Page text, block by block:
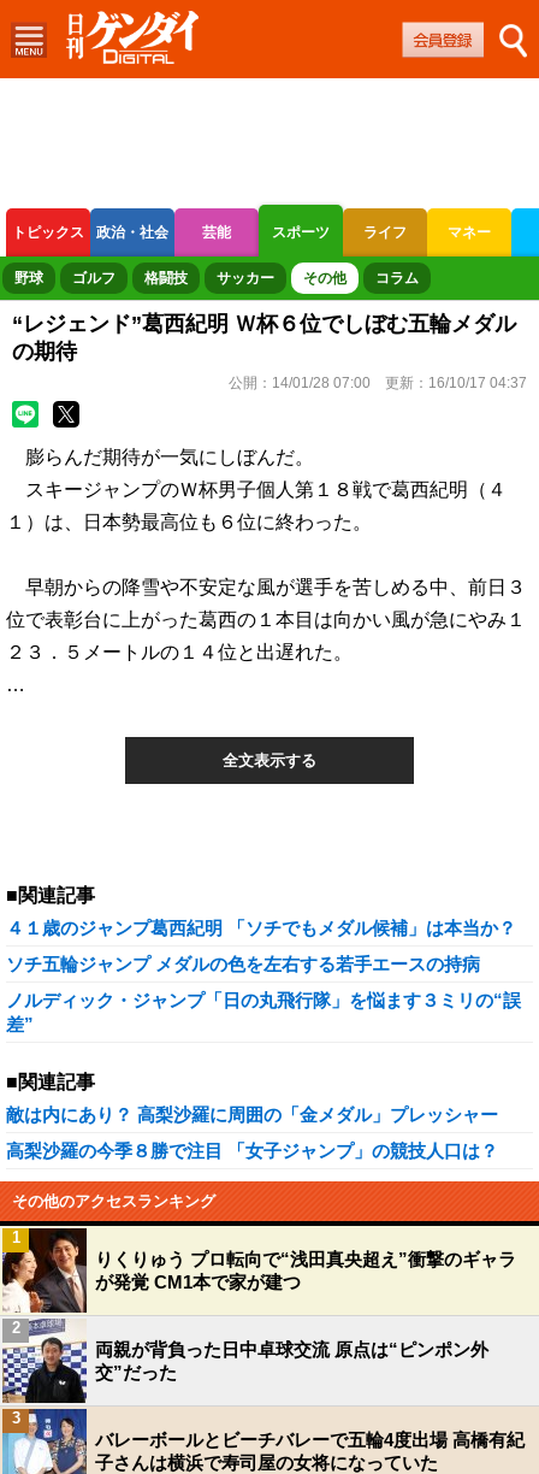
トピックス 政治・社会 芸能 スポーツ ライフ マネー
ボートレース 競輪 オートレース
野球 ゴルフ 格闘技 サッカー その他 コラム
“レジェンド”葛西紀明 Ｗ杯６位でしぼむ五輪メダル
の期待
公開： 14/01/28 07:00 更新： 16/10/17 04:37
膨らんだ期待が一気にしぼんだ。
スキージャンプのＷ杯男子個人第１８戦で葛西紀明（４
１）は、日本勢最高位も６位に終わった。
早朝からの降雪や不安定な風が選手を苦しめる中、前日３
位で表彰台に上がった葛西の１本目は向かい風が急にやみ１
２３．５メートルの１４位と出遅れた。
…
全文表示する
■関連記事
４１歳のジャンプ葛西紀明 「ソチでもメダル候補」は本当か？
ソチ五輪ジャンプ メダルの色を左右する若手エースの持病
ノルディック・ジャンプ「日の丸飛行隊」を悩ます３ミリの“誤
差”
■関連記事
敵は内にあり？ 高梨沙羅に周囲の「金メダル」プレッシャー
高梨沙羅の今季８勝で注目 「女子ジャンプ」の競技人口は？
その他のアクセスランキング
りくりゅう プロ転向で“浅田真央超え”衝撃のギャラ
が発覚 CM1本で家が建つ
1
両親が背負った日中卓球交流 原点は“ピンポン外
交”だった
2
バレーボールとビーチバレーで五輪4度出場 高橋有紀
子さんは横浜で寿司屋の女将になっていた
3